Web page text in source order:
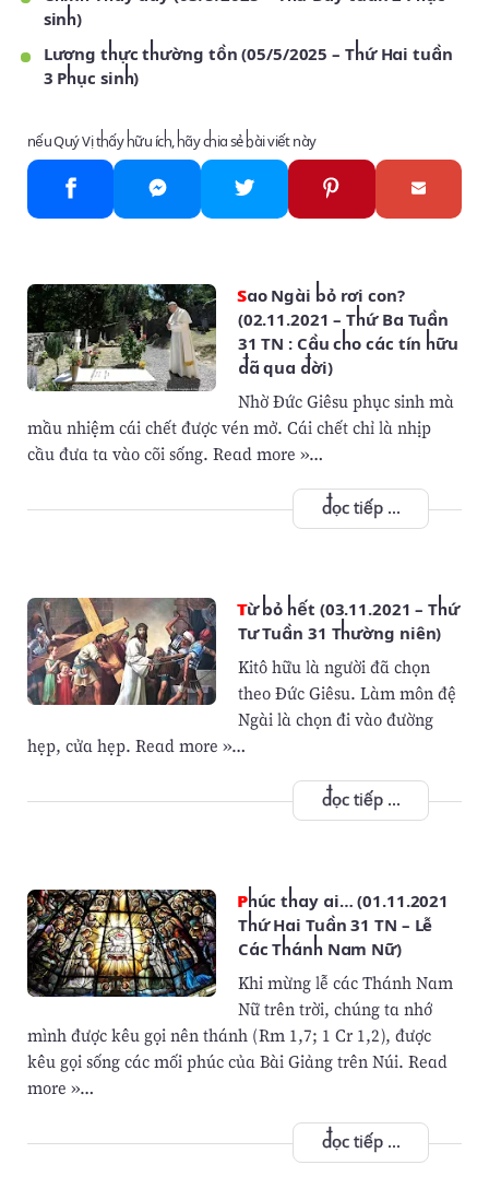
sinh)
Lương thực thường tồn (05/5/2025 – Thứ Hai tuần
3 Phục sinh)
nếu Quý Vị thấy hữu ích, hãy chia sẻ bài viết này
Sao Ngài bỏ rơi con?
(02.11.2021 – Thứ Ba Tuần
31 TN : Cầu cho các tín hữu
đã qua đời)
Nhờ Ðức Giêsu phục sinh mà
mầu nhiệm cái chết được vén mở. Cái chết chỉ là nhịp
cầu đưa ta vào cõi sống. Read more »…
đọc tiếp ...
Từ bỏ hết (03.11.2021 – Thứ
Tư Tuần 31 Thường niên)
Kitô hữu là người đã chọn
theo Ðức Giêsu. Làm môn đệ
Ngài là chọn đi vào đường
hẹp, cửa hẹp. Read more »…
đọc tiếp ...
Phúc thay ai… (01.11.2021
Thứ Hai Tuần 31 TN – Lễ
Các Thánh Nam Nữ)
Khi mừng lễ các Thánh Nam
Nữ trên trời, chúng ta nhớ
mình được kêu gọi nên thánh (Rm 1,7; 1 Cr 1,2), được
kêu gọi sống các mối phúc của Bài Giảng trên Núi. Read
more »…
đọc tiếp ...